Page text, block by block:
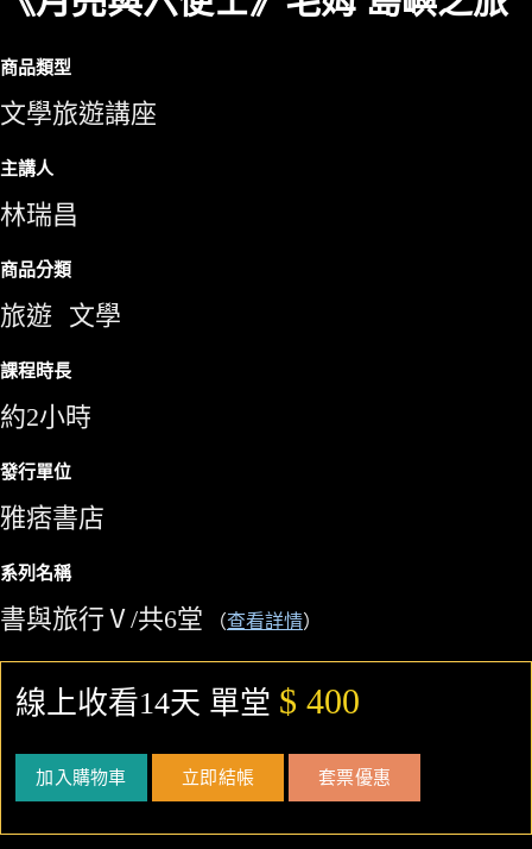
商品類型
文學旅遊講座
主講人
林瑞昌
商品分類
旅遊 文學
課程時長
約2小時
發行單位
雅痞書店
系列名稱
書與旅行Ⅴ/共6堂 （查看詳情）
線上收看14天 單堂 $ 400
加入購物車 立即結帳 套票優惠